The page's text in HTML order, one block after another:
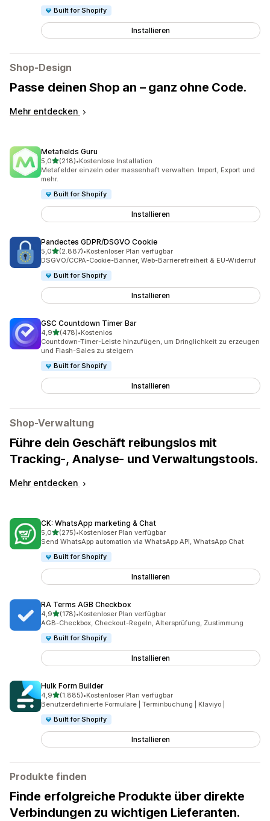
Built for Shopify
Installieren
Shop-Design
Passe deinen Shop an – ganz ohne Code.
Mehr entdecken
Metafields Guru
5,0von 5 Sternen
(218)
218 Rezensionen insgesamt
•Kostenlose Installation
Metafelder einzeln oder massenhaft verwalten. Import, Export und
mehr.
Built for Shopify
Installieren
Pandectes GDPR/DSGVO Cookie
5,0von 5 Sternen
(2.887)
2887 Rezensionen insgesamt
•Kostenloser Plan verfügbar
DSGVO/CCPA-Cookie-Banner, Web-Barrierefreiheit & EU-Widerruf
Built for Shopify
Installieren
GSC Countdown Timer Bar
4,9von 5 Sternen
(478)
478 Rezensionen insgesamt
•Kostenlos
Countdown-Timer-Leiste hinzufügen, um Dringlichkeit zu erzeugen
und Flash-Sales zu steigern
Built for Shopify
Installieren
Shop-Verwaltung
Führe dein Geschäft reibungslos mit
Tracking-, Analyse- und Verwaltungstools.
Mehr entdecken
CK: WhatsApp marketing & Chat
5,0von 5 Sternen
(275)
275 Rezensionen insgesamt
•Kostenloser Plan verfügbar
Send WhatsApp automation via WhatsApp API, WhatsApp Chat
Built for Shopify
Installieren
RA Terms AGB Checkbox
4,9von 5 Sternen
(178)
178 Rezensionen insgesamt
•Kostenloser Plan verfügbar
AGB-Checkbox, Checkout-Regeln, Altersprüfung, Zustimmung
Built for Shopify
Installieren
Hulk Form Builder
4,9von 5 Sternen
(1.885)
1885 Rezensionen insgesamt
•Kostenloser Plan verfügbar
Benutzerdefinierte Formulare | Terminbuchung | Klaviyo |
Built for Shopify
Installieren
Produkte finden
Finde erfolgreiche Produkte über direkte
Verbindungen zu wichtigen Lieferanten.